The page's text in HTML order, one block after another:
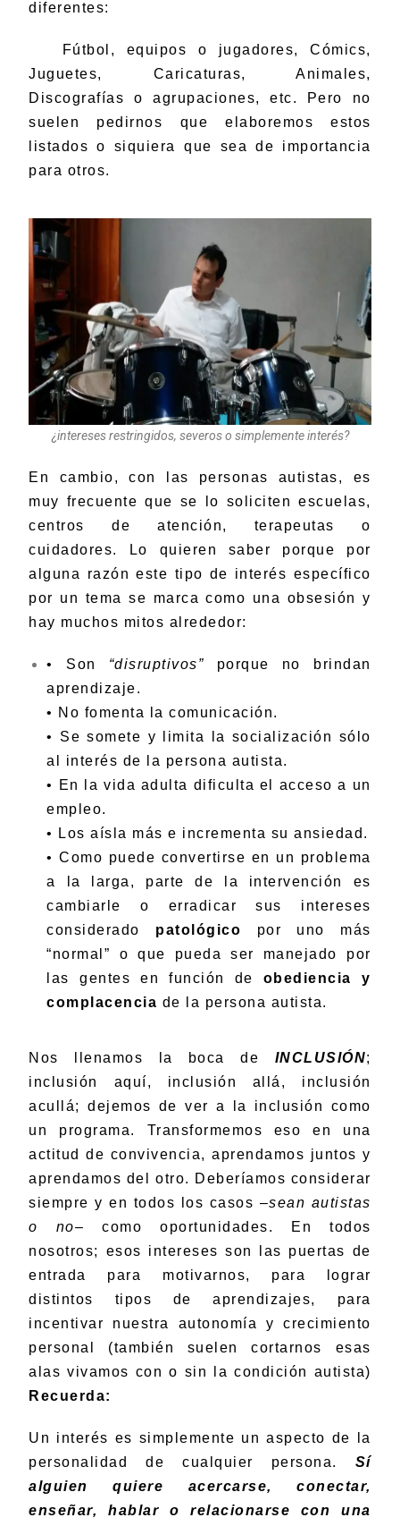
diferentes:
Fútbol, equipos o jugadores, Cómics,
Juguetes, Caricaturas, Animales,
Discografías o agrupaciones, etc. Pero no
suelen pedirnos que elaboremos estos
listados o siquiera que sea de importancia
para otros.
¿intereses restringidos, severos o simplemente interés?
En cambio, con las personas autistas, es
muy frecuente que se lo soliciten escuelas,
centros de atención, terapeutas o
cuidadores. Lo quieren saber porque por
alguna razón este tipo de interés específico
por un tema se marca como una obsesión y
hay muchos mitos alrededor:
• Son “disruptivos” porque no brindan
aprendizaje.
• No fomenta la comunicación.
• Se somete y limita la socialización sólo
al interés de la persona autista.
• En la vida adulta dificulta el acceso a un
empleo.
• Los aísla más e incrementa su ansiedad.
• Como puede convertirse en un problema
a la larga, parte de la intervención es
cambiarle o erradicar sus intereses
considerado patológico por uno más
“normal” o que pueda ser manejado por
las gentes en función de obediencia y
complacencia de la persona autista.
Nos llenamos la boca de INCLUSIÓN;
inclusión aquí, inclusión allá, inclusión
acullá; dejemos de ver a la inclusión como
un programa. Transformemos eso en una
actitud de convivencia, aprendamos juntos y
aprendamos del otro. Deberíamos considerar
siempre y en todos los casos –sean autistas
o no– como oportunidades. En todos
nosotros;
esos intereses son las puertas de
entrada para motivarnos, para lograr
distintos tipos de aprendizajes, para
incentivar nuestra autonomía y crecimiento
personal (también suelen cortarnos esas
alas vivamos con o sin la condición autista)
Recuerda:
Un interés es simplemente un aspecto de la
personalidad de cualquier persona. Sí
alguien quiere acercarse, conectar,
enseñar, hablar o relacionarse con una